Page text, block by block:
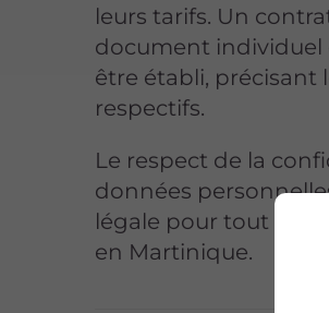
leurs tarifs. Un
document individuel
être établi, précisant
respectifs.
Le respect de la
données
légale pour tout
en Martinique.